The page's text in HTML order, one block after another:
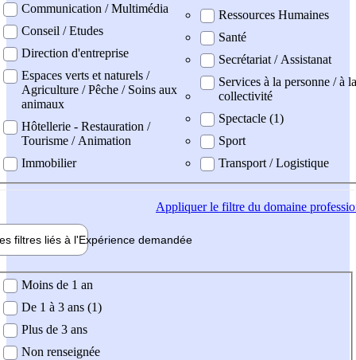
Communication / Multimédia
Conseil / Etudes
Direction d'entreprise
Espaces verts et naturels /
Agriculture / Pêche / Soins aux
animaux
Hôtellerie - Restauration /
Tourisme / Animation
Immobilier
Ressources Humaines
Santé
Secrétariat / Assistanat
Services à la personne / à la
collectivité
Spectacle (1)
Sport
Transport / Logistique
Appliquerle filtre du domaine
filtres liés à l'Expérience demandée
demandée
Moins de 1 an
De 1 à 3 ans (1)
Plus de 3 ans
Non renseignée